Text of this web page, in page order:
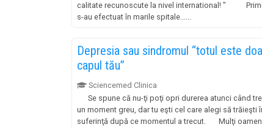
calitate recunoscute la nivel international! "
s-au efectuat în marile spitale......
Depresia sau sindromul “totul este
capul tău”
Sciencemed Clinica
Se spune că nu-ţi poţi opri durerea atunci când
un moment greu, dar tu eşti cel care alegi să trăieşti
suferinţă după ce momentul a trecut. Mulţi